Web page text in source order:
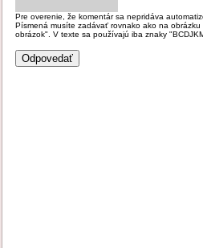
Pre overenie, že komentár sa nepridáva
Písmená musíte zadávať rovnako ako na
obrázok". V texte sa používajú iba znaky